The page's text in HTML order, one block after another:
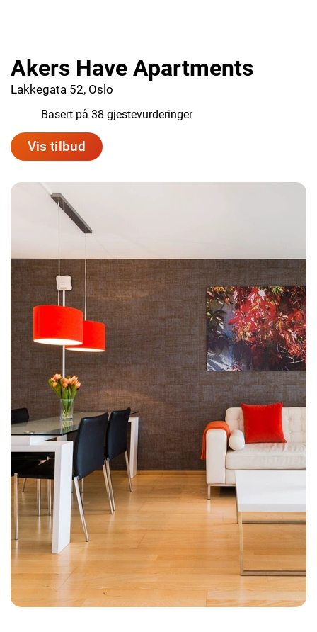
Akers Have Apartments
Lakkegata 52, Oslo
Basert på 38 gjestevurderinger
Vis tilbud